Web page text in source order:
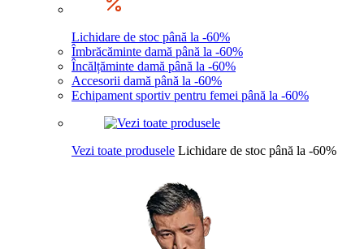
Lichidare de stoc până la -60%
Îmbrăcăminte damă până la -60%
Încălțăminte damă până la -60%
Accesorii damă până la -60%
Echipament sportiv pentru femei până la -60%
Vezi toate produsele Lichidare de stoc până la -60%